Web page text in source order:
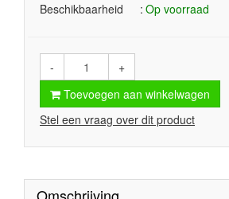
Beschikbaarheid
Op voorraad
-
+
Toevoegen aan winkelwagen
Stel een vraag over dit product